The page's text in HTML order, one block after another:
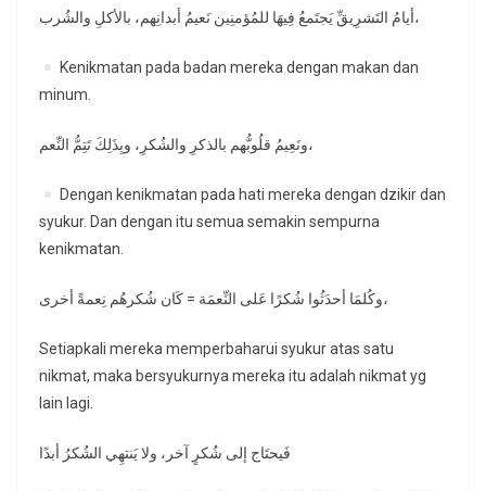
أيامُ التَشرِيقِّ يَجتَمعُ فِيهَا للمُؤمنِين نَعيمُ أبدانِهم، بالأكلِ والشُرب،
Kenikmatan pada badan mereka dengan makan dan
minum.
ونَعِيمُ قلُوبُّهم بالذكرِ والشُكرِ، وبِذَلِكَ تَتِمُّ النِّعم،
Dengan kenikmatan pada hati mereka dengan dzikir dan
syukur. Dan dengan itu semua semakin sempurna
kenikmatan.
وكُلمَا أحدَثُوا شُكرًا عَلى النِّعمَة = كَان شُكرهُم نِعمةً أخرى،
Setiapkali mereka memperbaharui syukur atas satu
nikmat, maka bersyukurnya mereka itu adalah nikmat yg
lain lagi.
فَيحتَاج إلى شُكرٍ آخر، ولا يَنتهِي الشُكرُ أبدًا